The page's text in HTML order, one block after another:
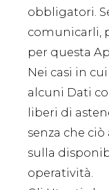
obbligatori.
comunicarli,
per questa
Nei casi in
alcuni Dati
liberi di
senza che
sulla
operatività.